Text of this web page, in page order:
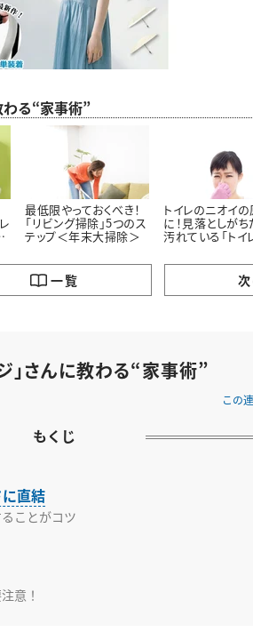
る“家事術”
最低限やっておくべき！
「リビング掃除」5つのス
テップ＜年末大掃除＞
トイレのニオイ
に！見落としが
汚れている「トイ
一覧
」さんに教わる“家事術”
この
もくじ
直結
ことがコツ
意！